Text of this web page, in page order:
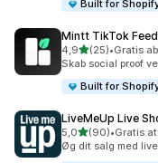
Built for
Mintt TikTok Feed
4,9ud af 5 stjerner
(25)
25 anmeldelser i alt
•Gratis
Skab social proof
Built for
LiveMeUp Live
5,0ud af 5 stjerner
(90)
90 anmeldelser i alt
•Gratis
Øg dit salg med